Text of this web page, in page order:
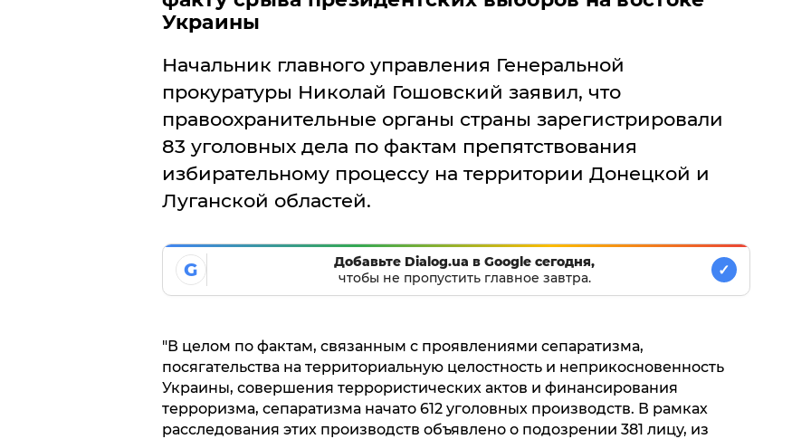
Украины
Начальник главного управления Генеральной
прокуратуры Николай Гошовский заявил, что
правоохранительные органы страны зарегистрировали
83 уголовных дела по фактам препятствования
избирательному процессу на территории Донецкой и
Луганской областей.
G
Добавьте Dialog.ua в Google сегодня,
чтобы не пропустить главное завтра.
✓
"В целом по фактам, связанным с проявлениями сепаратизма,
посягательства на территориальную целостность и неприкосновенность
Украины, совершения террористических актов и финансирования
терроризма, сепаратизма начато 612 уголовных производств. В рамках
расследования этих производств объявлено о подозрении 381 лицу, из